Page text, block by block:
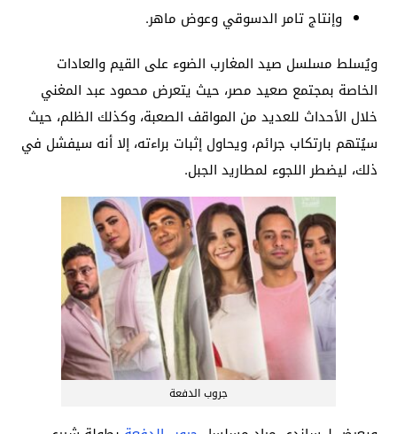
وإنتاج تامر الدسوقي وعوض ماهر.
ويُسلط مسلسل صيد المغارب الضوء على القيم والعادات
الخاصة بمجتمع صعيد مصر، حيث يتعرض محمود عبد المغني
خلال الأحداث للعديد من المواقف الصعبة، وكذلك الظلم، حيث
سيُتهم بارتكاب جرائم، ويحاول إثبات براءته، إلا أنه سيفشل في
ذلك، ليضطر اللجوء لمطاريد الجبل.
جروب الدفعة